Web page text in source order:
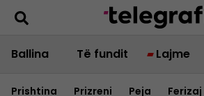
Ballina Të fundit Lajme
Prishtina Prizreni Peja Ferizaj